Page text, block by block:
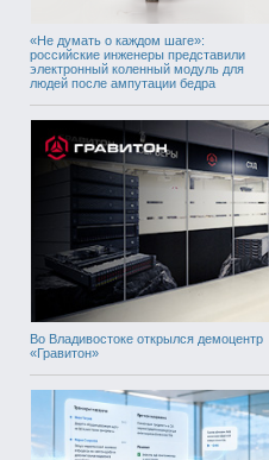
«Не думать о каждом шаге»:
российские инженеры представили
электронный коленный модуль для
людей после ампутации бедра
Во Владивостоке открылся демоцентр
«Гравитон»